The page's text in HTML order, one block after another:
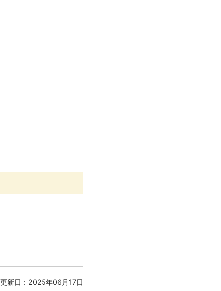
更新日：2025年06月17日